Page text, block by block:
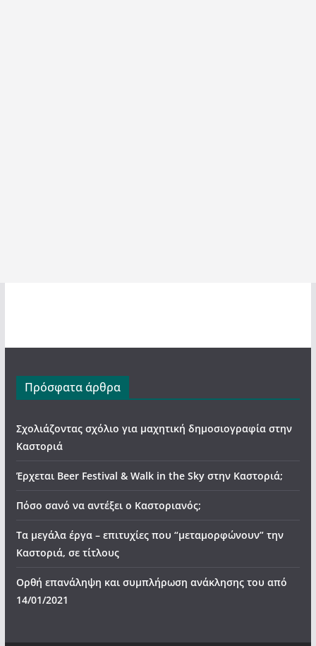
Πρόσφατα άρθρα
Σχολιάζοντας σχόλιο για μαχητική δημοσιογραφία στην
Καστοριά
Έρχεται Beer Festival & Walk in the Sky στην Καστοριά;
Πόσο σανό να αντέξει ο Καστοριανός;
Τα μεγάλα έργα – επιτυχίες που “μεταμορφώνουν” την
Καστοριά, σε τίτλους
Ορθή επανάληψη και συμπλήρωση ανάκλησης του από
14/01/2021